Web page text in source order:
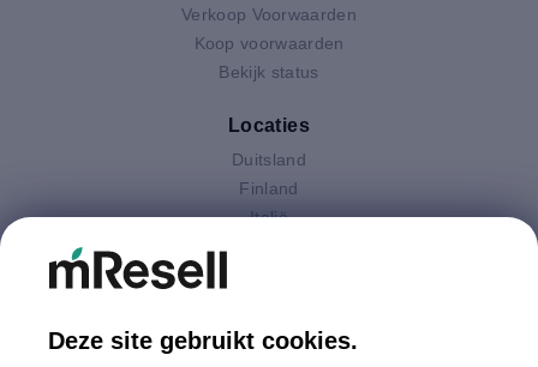
Verkoop Voorwaarden
Koop voorwaarden
Bekijk status
Locaties
Duitsland
Finland
Italië
Spanje
Deze site gebruikt cookies.